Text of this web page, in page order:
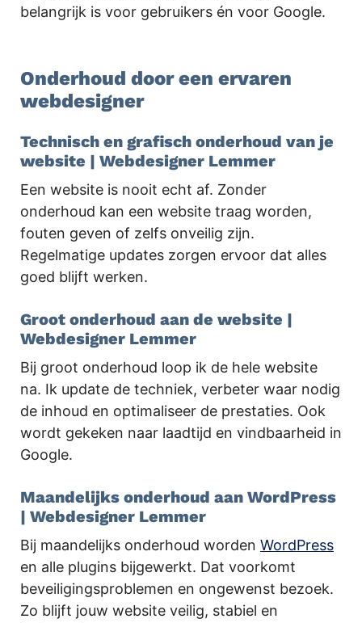
belangrijk is voor gebruikers én voor Google.
Onderhoud door een ervaren
webdesigner
Technisch en grafisch onderhoud van je
website | Webdesigner Lemmer
Een website is nooit echt af. Zonder
onderhoud kan een website traag worden,
fouten geven of zelfs onveilig zijn.
Regelmatige updates zorgen ervoor dat alles
goed blijft werken.
Groot onderhoud aan de website |
Webdesigner Lemmer
Bij groot onderhoud loop ik de hele website
na. Ik update de techniek, verbeter waar nodig
de inhoud en optimaliseer de prestaties. Ook
wordt gekeken naar laadtijd en vindbaarheid in
Google.
Maandelijks onderhoud aan WordPress
| Webdesigner Lemmer
Bij maandelijks onderhoud worden WordPress
en alle plugins bijgewerkt. Dat voorkomt
beveiligingsproblemen en ongewenst bezoek.
Zo blijft jouw website veilig, stabiel en